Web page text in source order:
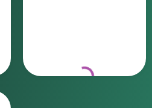
Loading...